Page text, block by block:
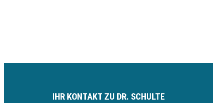
IHR KONTAKT ZU DR. SCHULTE